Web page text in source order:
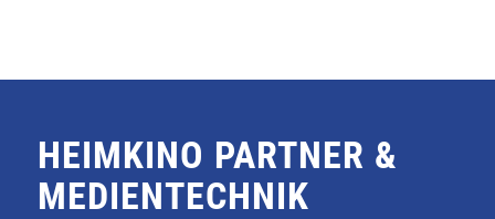
HEIMKINO PARTNER &
MEDIENTECHNIK